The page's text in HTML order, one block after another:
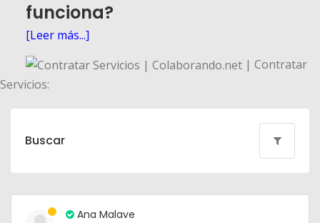
funciona?
[Leer más...]
| Contratar
Servicios:
Buscar
Ana Malave